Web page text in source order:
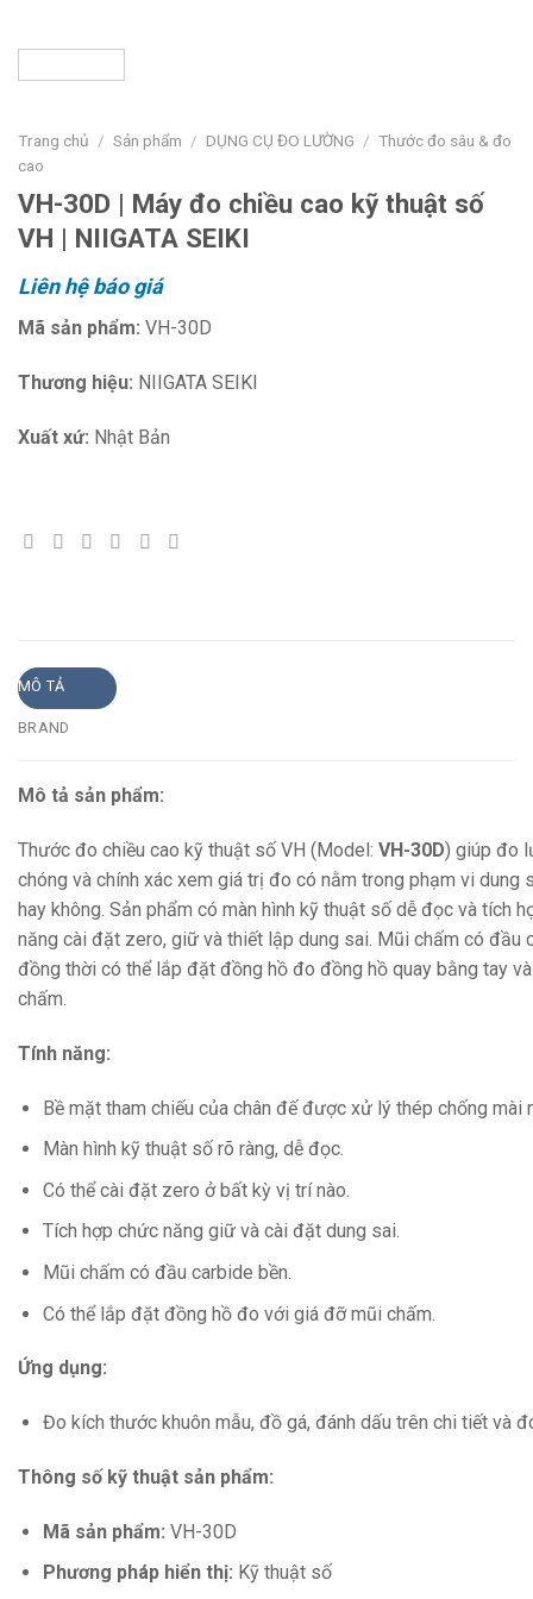
Trang chủ / Sản phẩm / DỤNG CỤ ĐO LƯỜNG / Thước đo sâu & đo
cao
VH-30D | Máy đo chiều cao kỹ thuật số
VH | NIIGATA SEIKI
Liên hệ báo giá
Mã sản phẩm: VH-30D
Thương hiệu: NIIGATA SEIKI
Xuất xứ: Nhật Bản
MÔ TẢ
BRAND
Mô tả sản phẩm:
Thước đo chiều cao kỹ thuật số VH (Model: VH-30D) giúp đo
chóng và chính xác xem giá trị đo có nằm trong phạm vi dung
hay không. Sản phẩm có màn hình kỹ thuật số dễ đọc và tích
năng cài đặt zero, giữ và thiết lập dung sai. Mũi chấm có đầu
đồng thời có thể lắp đặt đồng hồ đo đồng hồ quay bằng tay
chấm.
Tính năng:
Bề mặt tham chiếu của chân đế được xử lý thép chống mài
Màn hình kỹ thuật số rõ ràng, dễ đọc.
Có thể cài đặt zero ở bất kỳ vị trí nào.
Tích hợp chức năng giữ và cài đặt dung sai.
Mũi chấm có đầu carbide bền.
Có thể lắp đặt đồng hồ đo với giá đỡ mũi chấm.
Ứng dụng:
Đo kích thước khuôn mẫu, đồ gá, đánh dấu trên chi tiết và
Thông số kỹ thuật sản phẩm:
Mã sản phẩm: VH-30D
Phương pháp hiển thị: Kỹ thuật số